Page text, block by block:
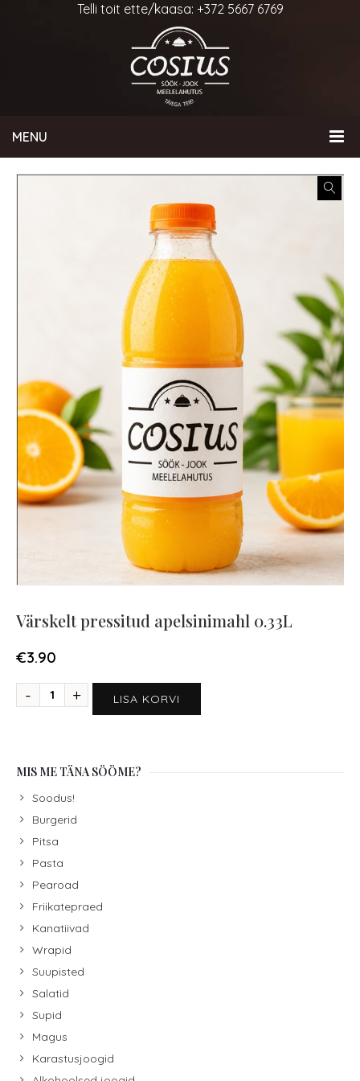
Telli toit ette/kaasa: +372 5667 6769
MENU
Värskelt pressitud apelsinimahl 0.33L
€3.90
LISA KORVI
MIS ME TÄNA SÖÖME?
Soodus!
Burgerid
Pitsa
Pasta
Pearoad
Friikatepraed
Kanatiivad
Wrapid
Suupisted
Salatid
Supid
Magus
Karastusjoogid